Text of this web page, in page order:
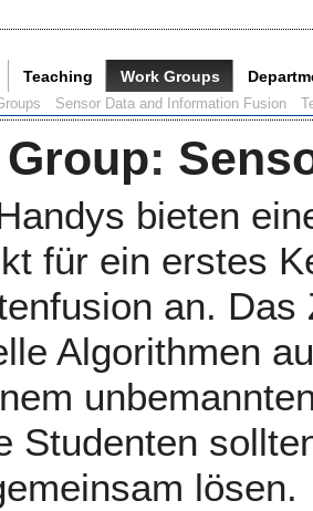
Teaching Work Groups
Sensor Data and Information Fusion
:
bieten
für ein erstes
an.
Algorithmen
Studenten
lösen.